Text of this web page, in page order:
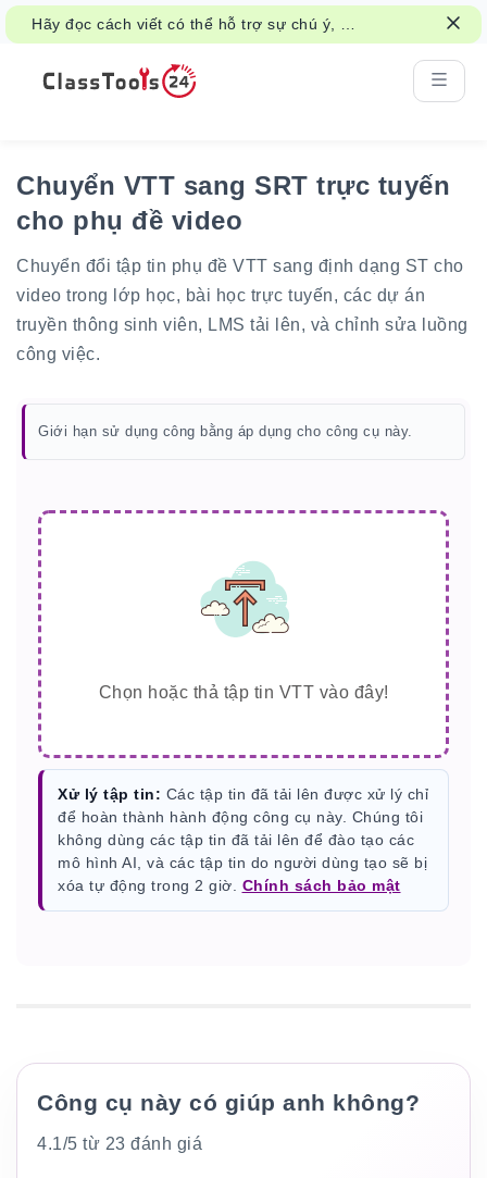
Hãy đọc cách viết có thể hỗ trợ sự chú ý, trí
nhớ và việc học hỏi.
Chuyển VTT sang SRT trực tuyến
cho phụ đề video
Chuyển đổi tập tin phụ đề VTT sang định dạng ST cho
video trong lớp học, bài học trực tuyến, các dự án
truyền thông sinh viên, LMS tải lên, và chỉnh sửa luồng
công việc.
Giới hạn sử dụng công bằng áp dụng cho công cụ này.
Chọn hoặc thả tập tin VTT vào đây!
Xử lý tập tin: Các tập tin đã tải lên được xử lý chỉ
để hoàn thành hành động công cụ này. Chúng tôi
không dùng các tập tin đã tải lên để đào tạo các
mô hình AI, và các tập tin do người dùng tạo sẽ bị
xóa tự động trong 2 giờ. Chính sách bảo mật
Công cụ này có giúp anh không?
4.1/5 từ 23 đánh giá